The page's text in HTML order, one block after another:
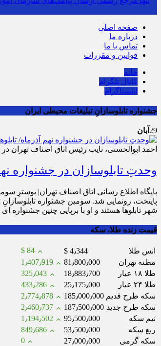
صفحه اصلی
درباره ما
تماس با ما
قوانین و مقررات
خانه
کانال تلگرام
اینستاگرام
جشنواره تابلوسازانِ تبلیغات محیطی ایران
29 آبان
احمد ابوالحسنی، نایب رئیس اتاق اصناف تهران
وحدتِ تابلوسازان در جشنواره
پایگاه اطلاع رسانی اتاق اصناف تهران| پوسترِ
پایتخت، رونمایی شد. سومین جشنواره
شهر تابلوها هستند و او با برپایی چنین جشنواره
قیمت زنده طلا، سکه
انس طلا $ 4٫344
$ 84
مظنه تهران
81٫800٫000
1٫407٫919
طلا ۱۸ عیار
18٫883٫700
325٫043
طلا ۲۴ عیار
25٫175٫000
433٫286
سکه طرح قدیم 185٫000٫000
2٫774٫878
سکه طرح جدید 187٫500٫000
2٫460٫737
نیم سکه
95٫500٫000
1٫194٫502
ربع سکه
53٫500٫000
849٫686
سکه گرمی
27٫000٫000 0